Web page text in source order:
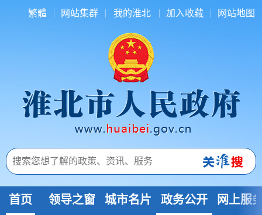
繁體 网站集群 我的淮北 加入收藏 网站地图
首页 领导之窗 城市名片 政务公开 网上服